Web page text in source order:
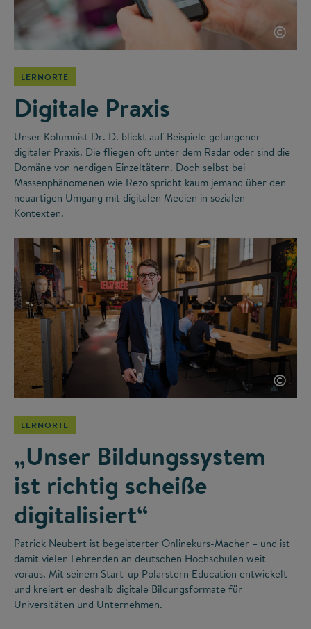
©
LERNORTE
Digitale Praxis
Unser Kolumnist Dr. D. blickt auf Beispiele gelungener
digitaler Praxis. Die fliegen oft unter dem Radar oder sind die
Domäne von nerdigen Einzeltätern. Doch selbst bei
Massenphänomenen wie Rezo spricht kaum jemand über den
neuartigen Umgang mit digitalen Medien in sozialen
Kontexten.
©
LERNORTE
„Unser Bildungssystem
ist richtig scheiße
digitalisiert“
Patrick Neubert ist begeisterter Onlinekurs-Macher – und ist
damit vielen Lehrenden an deutschen Hochschulen weit
voraus. Mit seinem Start-up Polarstern Education entwickelt
und kreiert er deshalb digitale Bildungsformate für
Universitäten und Unternehmen.